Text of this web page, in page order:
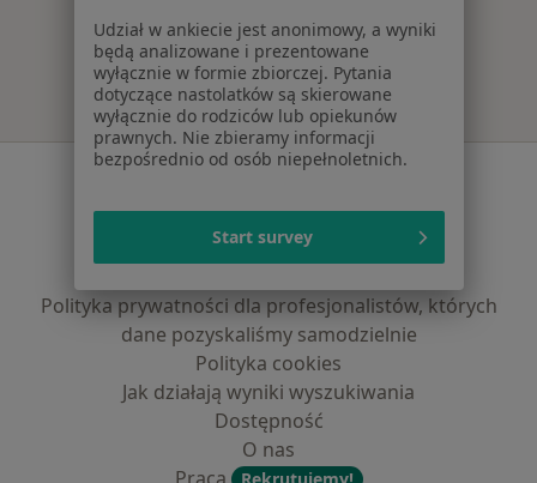
Serwis
Regulamin
Polityka prywatności pacjentów
Polityka prywatności dla profesjonalistów, których
dane pozyskaliśmy samodzielnie
Polityka cookies
Jak działają wyniki wyszukiwania
Dostępność
O nas
Udział w ankiecie jest anonimowy, a wyniki
będą analizowane i prezentowane
wyłącznie w formie zbiorczej. Pytania
dotyczące nastolatków są skierowane
wyłącznie do rodziców lub opiekunów
prawnych. Nie zbieramy informacji
bezpośrednio od osób niepełnoletnich.
Start survey